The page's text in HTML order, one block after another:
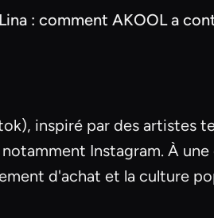
: comment AKOOL a
inspiré par des artistes
Instagram. À
d'achat et la culture